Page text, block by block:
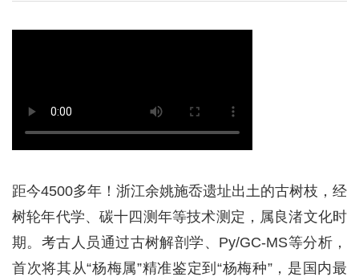
距今4500多年！浙江余姚施岙遗址出土的古树枝，经
树轮年代学、碳十四测年等技术测定，属良渚文化时
期。考古人员通过古树解剖学、Py/GC-MS等分析，
首次将其从“杨梅属”精准鉴定到“杨梅种”，是国内最